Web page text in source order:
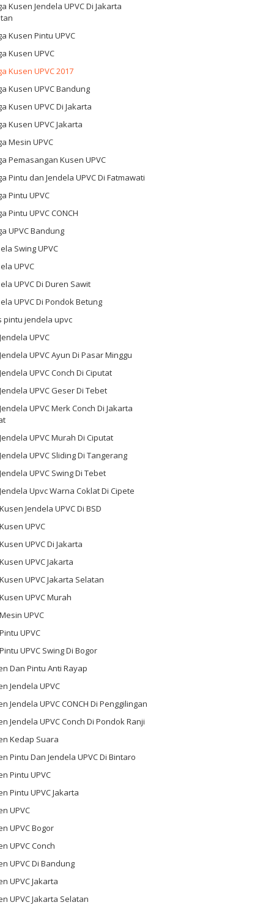
Kusen Jendela UPVC Di Jakarta
Kusen Pintu UPVC
Kusen UPVC
Kusen UPVC 2017
Kusen UPVC Bandung
Kusen UPVC Di Jakarta
Kusen UPVC Jakarta
Mesin UPVC
Pemasangan Kusen UPVC
Pintu dan Jendela UPVC Di Fatmawati
Pintu UPVC
Pintu UPVC CONCH
UPVC Bandung
Swing UPVC
UPVC
UPVC Di Duren Sawit
UPVC Di Pondok Betung
pintu jendela upvc
UPVC
UPVC Ayun Di Pasar Minggu
UPVC Conch Di Ciputat
UPVC Geser Di Tebet
UPVC Merk Conch Di Jakarta
UPVC Murah Di Ciputat
UPVC Sliding Di Tangerang
UPVC Swing Di Tebet
Upvc Warna Coklat Di Cipete
Jendela UPVC Di BSD
UPVC
UPVC Di Jakarta
UPVC Jakarta
UPVC Jakarta Selatan
UPVC Murah
UPVC
UPVC
UPVC Swing Di Bogor
Dan Pintu Anti Rayap
Jendela UPVC
Jendela UPVC CONCH Di Penggilingan
Jendela UPVC Conch Di Pondok Ranji
Kedap Suara
Pintu Dan Jendela UPVC Di Bintaro
Pintu UPVC
Pintu UPVC Jakarta
UPVC
UPVC Bogor
UPVC Conch
UPVC Di Bandung
UPVC Jakarta
UPVC Jakarta Selatan